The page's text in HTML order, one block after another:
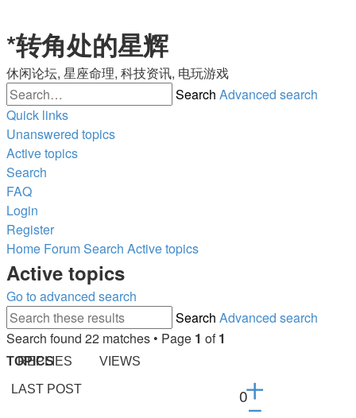
*转角处的星辉
休闲论坛, 星座命理, 科技资讯, 电玩游戏
Search Advanced search
Quick links
Unanswered topics
Active topics
Search
FAQ
Login
Register
Home ForumSearch Active topics
Active topics
Go to advanced search
Search Advanced search
Search found 22 matches • Page 1 of1
TOPICS
REPLIES VIEWS
LAST POST
十
0Replies